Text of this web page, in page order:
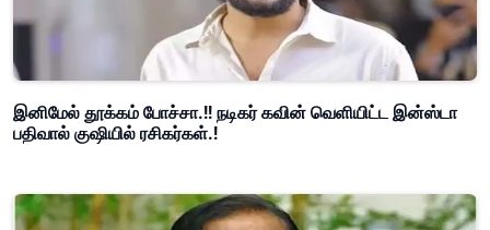
இனிமேல் தூக்கம் போச்சா.!! நடிகர் கவின் வெளியிட்ட இன்ஸ்டா
பதிவால் குஷியில் ரசிகர்கள்.!